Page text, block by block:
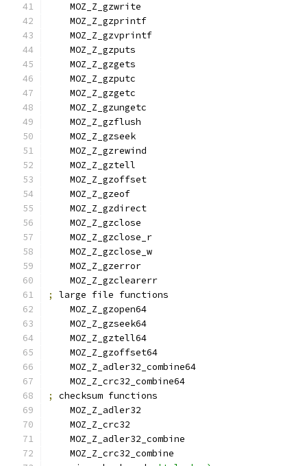
    MOZ_Z_gzwrite
    MOZ_Z_gzprintf
    MOZ_Z_gzvprintf
    MOZ_Z_gzputs
    MOZ_Z_gzgets
    MOZ_Z_gzputc
    MOZ_Z_gzgetc
    MOZ_Z_gzungetc
    MOZ_Z_gzflush
    MOZ_Z_gzseek
    MOZ_Z_gzrewind
    MOZ_Z_gztell
    MOZ_Z_gzoffset
    MOZ_Z_gzeof
    MOZ_Z_gzdirect
    MOZ_Z_gzclose
    MOZ_Z_gzclose_r
    MOZ_Z_gzclose_w
    MOZ_Z_gzerror
    MOZ_Z_gzclearerr
;
large file functions
    MOZ_Z_gzopen64
    MOZ_Z_gzseek64
    MOZ_Z_gztell64
    MOZ_Z_gzoffset64
    MOZ_Z_adler32_combine64
    MOZ_Z_crc32_combine64
;
checksum functions
    MOZ_Z_adler32
    MOZ_Z_crc32
    MOZ_Z_adler32_combine
    MOZ_Z_crc32_combine